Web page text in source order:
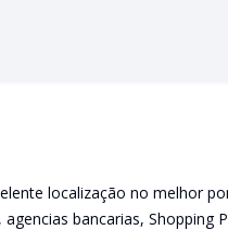
localização no melhor
bancarias, Shopping